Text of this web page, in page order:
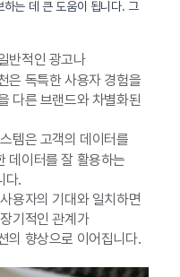
는 데 큰 도움이 됩니다. 그
반적인 광고나
은 독특한 사용자 경험을
다른 브랜드와 차별화된
템은 고객의 데이터를
데이터를 잘 활용하는
다.
용자의 기대와 일치하면
기적인 관계가
의 향상으로 이어집니다.